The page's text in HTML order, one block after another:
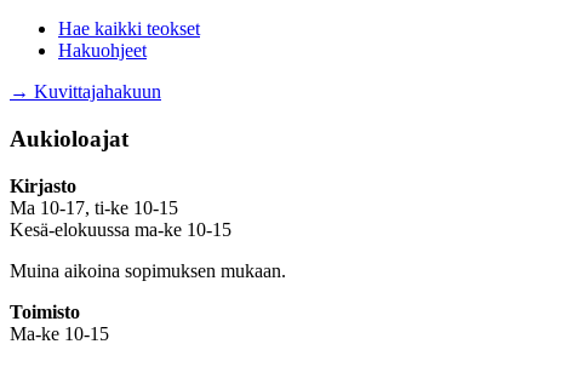
Hae kaikki teokset
Hakuohjeet
→ Kuvittajahakuun
Aukioloajat
Kirjasto
Ma 10-17, ti-ke 10-15
Kesä-elokuussa ma-ke 10-15
Muina aikoina sopimuksen mukaan.
Toimisto
Ma-ke 10-15